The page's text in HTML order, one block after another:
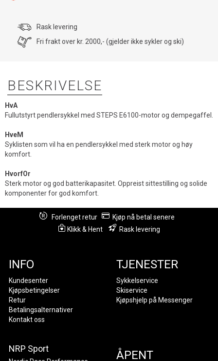
Rask levering
Fri frakt over kr. 2000,- (gjelder ikke sykler og ski)
BESKRIVELSE
HvA
Fullutstyrt pendlersykkel med STEPS E6100-motor og dempegaffel.
HveM
Syklisten som vil ha en pendlersykkel med sterk motor og høy
komfort.
HvorfOr
Sterk motor og god batterikapasitet. Oppreist sittestilling og solide
komponenter for god komfort.
Forlenget retur
Kjøp nå betal senere
Klikk & Hent
Rask levering
INFO
Kundesenter
Kjøpsbetingelser
Retur
Betalingsalternativer
Kontakt oss
TJENESTER
Sykkelservice
Skiservice
Kjøpshjelp på Messenger
NRP Sport ÅPENT